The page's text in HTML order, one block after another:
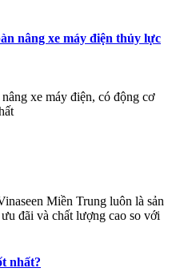
nâng xe máy điện thủy lực
xe máy điện, có động cơ
Miền Trung luôn là sản
đãi và chất lượng cao so với
nhất?